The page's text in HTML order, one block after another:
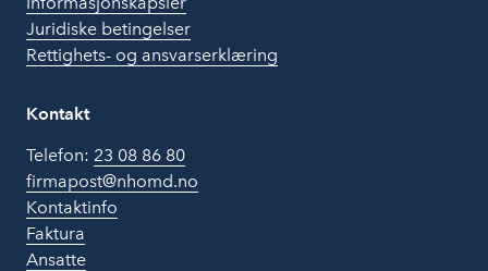
Juridiske betingelser
Rettighets- og ansvarserklæring
Kontakt
Telefon: 23 08 86 80
firmapost@nhomd.no
Kontaktinfo
Faktura
Ansatte